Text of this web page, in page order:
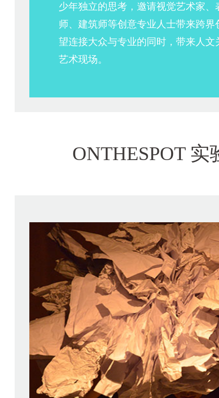
少年独立的思考，邀请视觉艺术家、
师、建筑师等创意专业人士带来跨
望连接大众与专业的同时，带来人文
艺术现场。
ONTHESPOT 实